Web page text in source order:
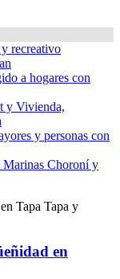
recreativo
a hogares con
y Vivienda,
y personas con
Marinas Choroní y
en